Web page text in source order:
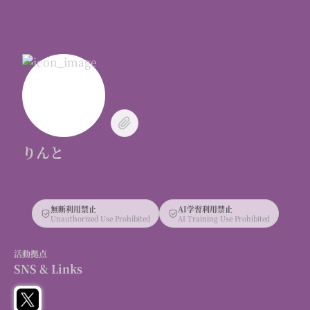
りんと
無断利用禁止
Unauthorized Use Prohibited
AI学習利用禁止
AI Training Use Prohibited
活動拠点
SNS & Links